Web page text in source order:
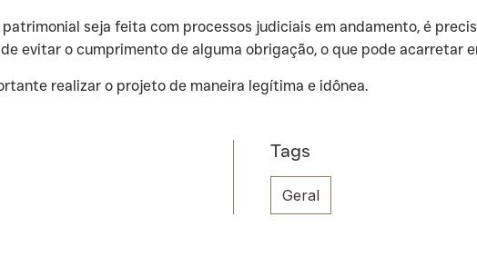
seja feita com processos judiciais em andamento, é
evitar o cumprimento de alguma obrigação, o que pode acarretar
realizar o projeto de maneira legítima e idônea.
Tags
Geral